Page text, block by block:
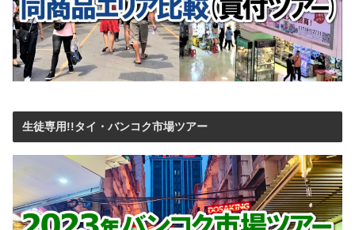
生徒専用!!タイ・バンコク市場ツアー